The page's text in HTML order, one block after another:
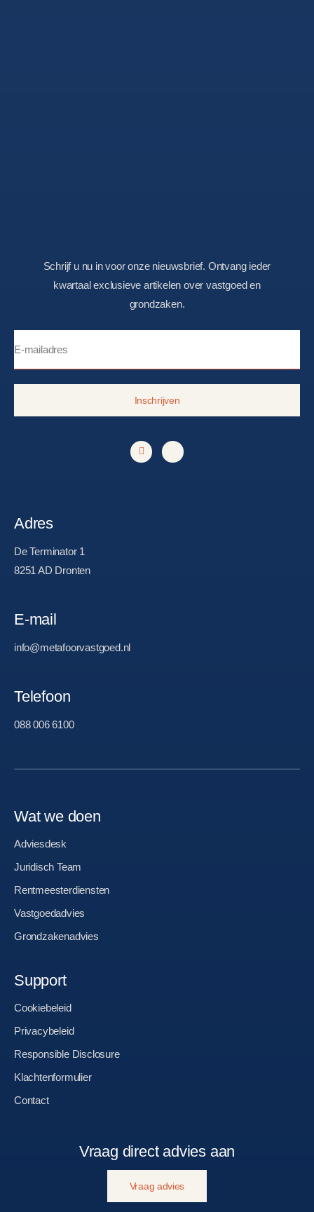
Schrijf u nu in voor onze nieuwsbrief. Ontvang ieder
kwartaal exclusieve artikelen over vastgoed en
grondzaken.
Inschrijven
Adres
De Terminator 1
8251 AD Dronten
E-mail
info@metafoorvastgoed.nl
Telefoon
088 006 6100
Wat we doen
Adviesdesk
Juridisch Team
Rentmeesterdiensten
Vastgoedadvies
Grondzakenadvies
Support
Cookiebeleid
Privacybeleid
Responsible Disclosure
Klachtenformulier
Contact
Vraag direct advies aan
Vraag advies